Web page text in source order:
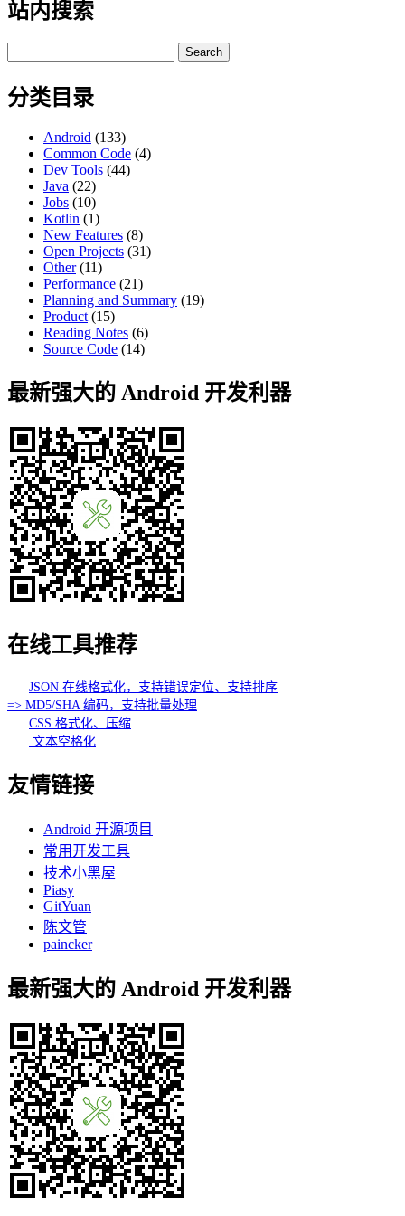
站内搜索
for:
分类目录
Android (133)
Common Code (4)
Dev Tools (44)
Java (22)
Jobs (10)
Kotlin (1)
New Features (8)
Open Projects (31)
Other(11)
Performance (21)
Planning and Summary (19)
Product (15)
Reading Notes (6)
Source Code (14)
最新强大的 Android 开发利器
在线工具推荐
JSON 在线格式化，支持错误定位、支持排序
=> MD5/SHA 编码，支持批量处理
CSS 格式化、压缩
文本空格化
友情链接
Android 开源项目
常用开发工具
技术小黑屋
Piasy
GitYuan
陈文管
paincker
最新强大的 Android 开发利器